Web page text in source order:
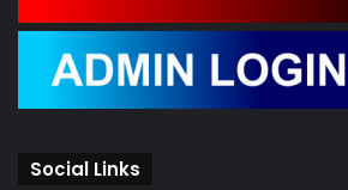
Social Links